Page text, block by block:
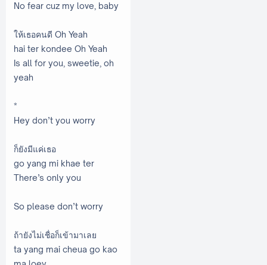
No fear cuz my love, baby
ให้เธอคนดี Oh Yeah
hai ter kondee Oh Yeah
Is all for you, sweetie, oh
yeah
*
Hey don’t you worry
ก็ยังมีแค่เธอ
go yang mi khae ter
There’s only you
So please don’t worry
ถ้ายังไม่เชื่อก็เข้ามาเลย
ta yang mai cheua go kao